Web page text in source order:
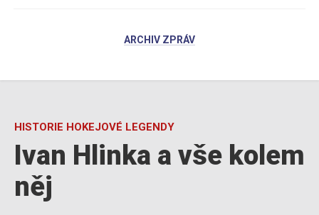
ARCHIV ZPRÁV
HISTORIE HOKEJOVÉ LEGENDY
Ivan Hlinka a vše kolem
něj